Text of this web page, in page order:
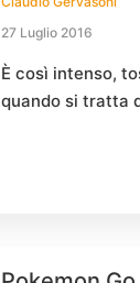
27 Luglio 2016
È così intenso,
quando si tratta